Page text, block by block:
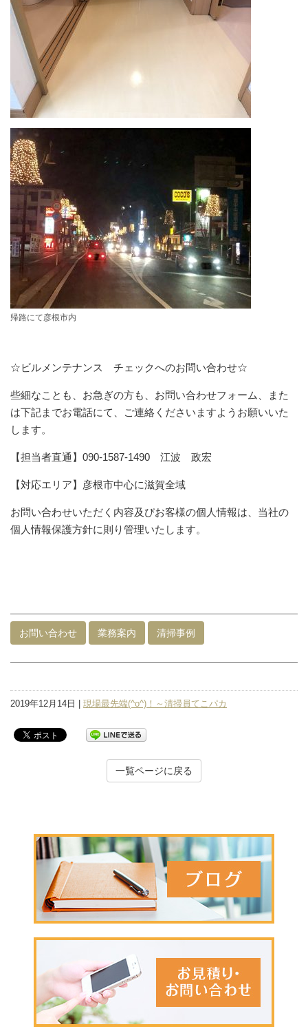
帰路にて彦根市内
☆ビルメンテナンス チェックへのお問い合わせ☆
些細なことも、お急ぎの方も、お問い合わせフォーム、また
は下記までお電話にて、ご連絡くださいますようお願いいた
します。
【担当者直通】090-1587-1490 江波 政宏
【対応エリア】彦根市中心に滋賀全域
お問い合わせいただく内容及びお客様の個人情報は、当社の
個人情報保護方針に則り管理いたします。
お問い合わせ 業務案内 清掃事例
2019年12月14日 | 現場最先端(^o^)！～清掃員てこパカ
一覧ページに戻る